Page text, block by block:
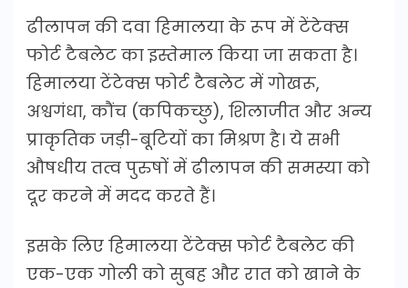
ढीलापन की दवा हिमालया के रूप में टेंटेक्स
फोर्ट टैबलेट का इस्तेमाल किया जा सकता है।
हिमालया टेंटेक्स फोर्ट टैबलेट में गोखरू,
अश्वगंधा, कौंच (कपिकच्छु), शिलाजीत और अन्य
प्राकृतिक जड़ी-बूटियों का मिश्रण है। ये सभी
औषधीय तत्व पुरुषों में ढीलापन की समस्या को
दूर करने में मदद करते हैं।
इसके लिए हिमालया टेंटेक्स फोर्ट टैबलेट की
एक-एक गोली को सुबह और रात को खाने के